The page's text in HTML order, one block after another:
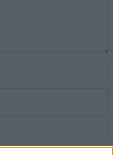
τον ιστότοπο μου σε αυτόν